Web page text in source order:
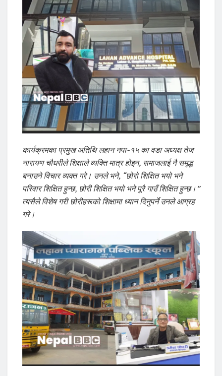
कार्यक्रमका प्रमुख अतिथि लहान नपा-१५ का वडा अध्यक्ष तेज
नारायण चौधरीले शिक्षाले व्यक्ति मात्र होइन, समाजलाई नै समृद्ध
बनाउने विचार व्यक्त गरे। उनले भने, “छोरो शिक्षित भयो भने
परिवार शिक्षित हुन्छ, छोरी शिक्षित भयो भने पूरै गाउँ शिक्षित हुन्छ।”
त्यसैले विशेष गरी छोरीहरूको शिक्षामा ध्यान दिनुपर्ने उनले आग्रह
गरे।